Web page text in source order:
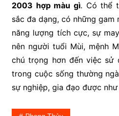
2003 hợp màu gì. Có thể
sắc đa dạng, có những
năng lượng tích cực, sự
nên người tuổi Mùi, mệnh
chú trọng hơn đến việc sử
trong cuộc sống thường
sự nghiệp, gia đạo được